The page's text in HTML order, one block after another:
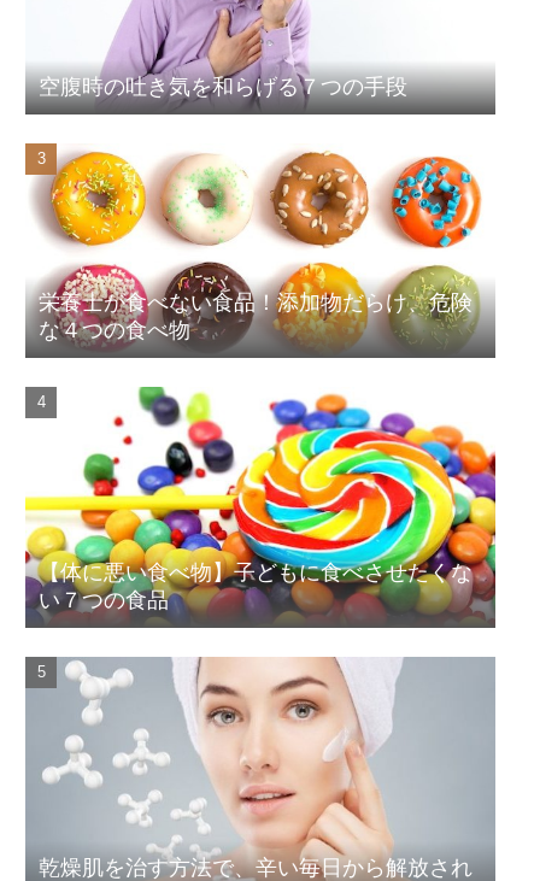
空腹時の吐き気を和らげる７つの手段
栄養士が食べない食品！添加物だらけ、危険
な４つの食べ物
【体に悪い食べ物】子どもに食べさせたくな
い７つの食品
乾燥肌を治す方法で、辛い毎日から解放され